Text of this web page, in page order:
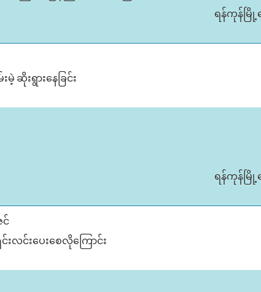
ရန်ကုန်မြို့
မဲ့ ဆိုးရွားနေခြင်း
ရန်ကုန်မြို့
င်
းလင်း​ပေး​စေလို​ကြောင်း